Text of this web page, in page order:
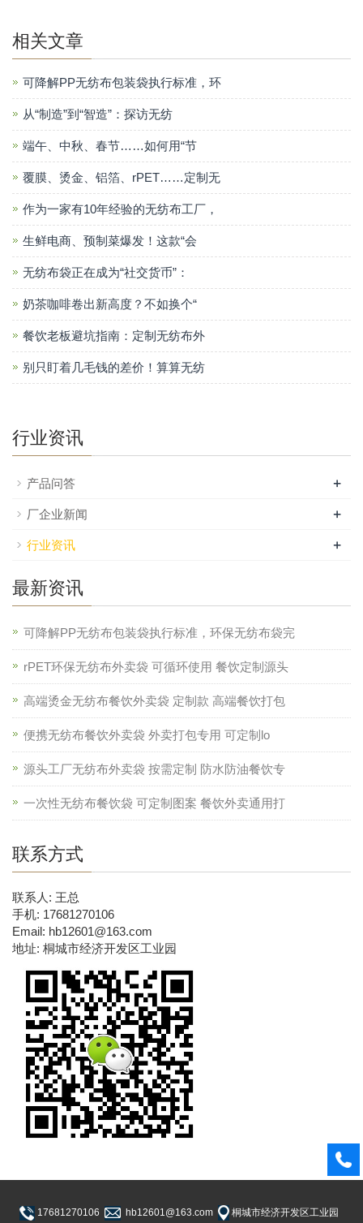
相关文章
可降解PP无纺布包装袋执行标准，环
从“制造”到“智造”：探访无纺
端午、中秋、春节……如何用“节
覆膜、烫金、铝箔、rPET……定制无
作为一家有10年经验的无纺布工厂，
生鲜电商、预制菜爆发！这款“会
无纺布袋正在成为“社交货币”：
奶茶咖啡卷出新高度？不如换个“
餐饮老板避坑指南：定制无纺布外
别只盯着几毛钱的差价！算算无纺
行业资讯
产品问答 +
厂企业新闻 +
行业资讯 +
最新资讯
可降解PP无纺布包装袋执行标准，环保无纺布袋完
rPET环保无纺布外卖袋 可循环使用 餐饮定制源头
高端烫金无纺布餐饮外卖袋 定制款 高端餐饮打包
便携无纺布餐饮外卖袋 外卖打包专用 可定制lo
源头工厂无纺布外卖袋 按需定制 防水防油餐饮专
一次性无纺布餐饮袋 可定制图案 餐饮外卖通用打
联系方式
联系人: 王总
手机: 17681270106
Email: hb12601@163.com
地址: 桐城市经济开发区工业园
17681270106 hb12601@163.com 桐城市经济开发区工业园